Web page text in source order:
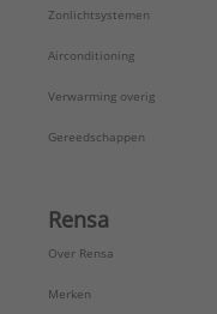
Zonlichtsystemen
Airconditioning
Verwarming overig
Gereedschappen
Rensa
Over Rensa
Merken